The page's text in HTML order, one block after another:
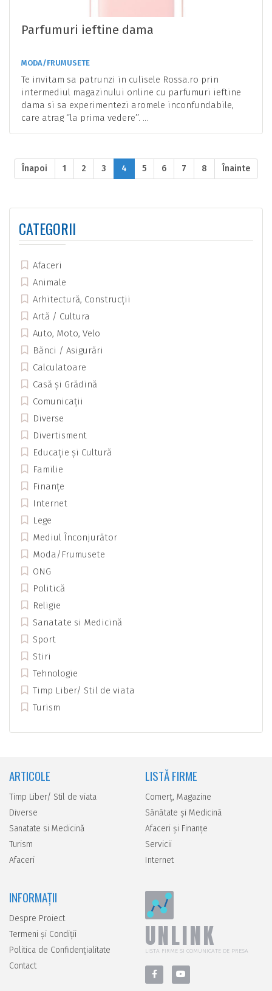
Parfumuri ieftine dama
MODA/FRUMUSETE
Te invitam sa patrunzi in culisele Rossa.ro prin
intermediul magazinului online cu parfumuri ieftine
dama si sa experimentezi aromele inconfundabile,
care atrag ‘’la prima vedere’’. ...
Înapoi 1 2 3 4 5 6 7 8 Înainte
CATEGORII
Afaceri
Animale
Arhitectură, Construcții
Artă / Cultura
Auto, Moto, Velo
Bănci / Asigurări
Calculatoare
Casă și Grădină
Comunicații
Diverse
Divertisment
Educație și Cultură
Familie
Finanțe
Internet
Lege
Mediul Înconjurător
Moda/Frumusete
ONG
Politică
Religie
Sanatate si Medicină
Sport
Stiri
Tehnologie
Timp Liber/ Stil de viata
Turism
ARTICOLE
Timp Liber/ Stil de viata
Diverse
Sanatate si Medicină
Turism
Afaceri
LISTĂ FIRME
Comerţ, Magazine
Sănătate şi Medicină
Afaceri şi Finanţe
Servicii
Internet
INFORMAȚII
Despre Proiect
Termeni și Condiții
Politica de Confidențialitate
Contact
UNLINK
LISTA FIRME SI COMUNICATE DE PRESA